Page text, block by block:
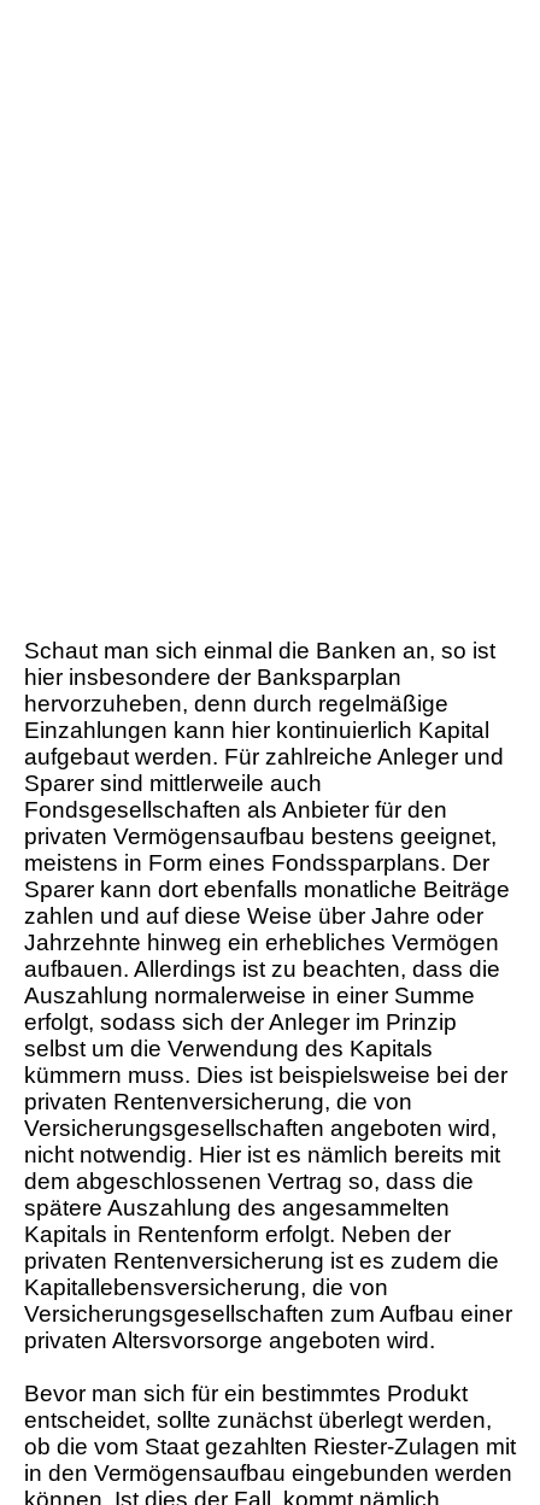
Schaut man sich einmal die Banken an, so ist
hier insbesondere der Banksparplan
hervorzuheben, denn durch regelmäßige
Einzahlungen kann hier kontinuierlich Kapital
aufgebaut werden. Für zahlreiche Anleger und
Sparer sind mittlerweile auch
Fondsgesellschaften als Anbieter für den
privaten Vermögensaufbau bestens geeignet,
meistens in Form eines Fondssparplans. Der
Sparer kann dort ebenfalls monatliche Beiträge
zahlen und auf diese Weise über Jahre oder
Jahrzehnte hinweg ein erhebliches Vermögen
aufbauen. Allerdings ist zu beachten, dass die
Auszahlung normalerweise in einer Summe
erfolgt, sodass sich der Anleger im Prinzip
selbst um die Verwendung des Kapitals
kümmern muss. Dies ist beispielsweise bei der
privaten Rentenversicherung, die von
Versicherungsgesellschaften angeboten wird,
nicht notwendig. Hier ist es nämlich bereits mit
dem abgeschlossenen Vertrag so, dass die
spätere Auszahlung des angesammelten
Kapitals in Rentenform erfolgt. Neben der
privaten Rentenversicherung ist es zudem die
Kapitallebensversicherung, die von
Versicherungsgesellschaften zum Aufbau einer
privaten Altersvorsorge angeboten wird.
Bevor man sich für ein bestimmtes Produkt
entscheidet, sollte zunächst überlegt werden,
ob die vom Staat gezahlten Riester-Zulagen mit
in den Vermögensaufbau eingebunden werden